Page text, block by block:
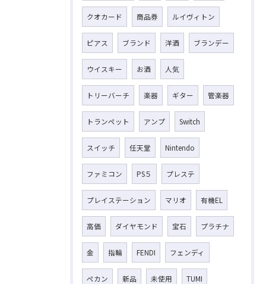
クオカード 商品券 ルイヴィトン
ピアス ブランド 洋酒 ブランデー
ウイスキー お酒 人気
トリーバーチ 楽器 ギター 管楽器
トランペット アンプ Switch
スイッチ 任天堂 Nintendo
ファミコン PS５ プレステ
プレイステーション マリオ 有機EL
高価 ダイヤモンド 宝石 プラチナ
金 指輪 FENDI フェンディ
ペカン 新品 未使用 TUMI